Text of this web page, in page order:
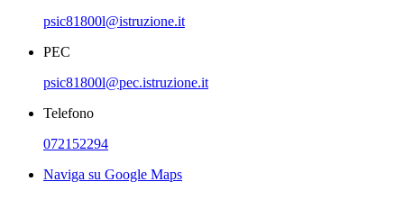
psic81800l@istruzione.it
PEC
psic81800l@pec.istruzione.it
Telefono
072152294
Naviga su Google Maps